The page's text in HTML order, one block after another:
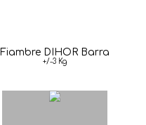
Fiambre DIHOR Barra
+/-3 Kg